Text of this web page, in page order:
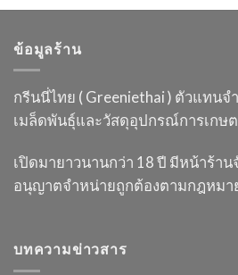
ข้อมูลร้าน
กรีนนี่ไทย ( Greeniethai ) ตัวแทนจ
เมล็ดพันธุ์และวัสดุอุปกรณ์การเกษ
เปิดมายาวนานกว่า 18 ปี มีหน้าร้าน
อนุญาตจำหน่ายถูกต้องตามกฎหมา
บทความข่าวสาร